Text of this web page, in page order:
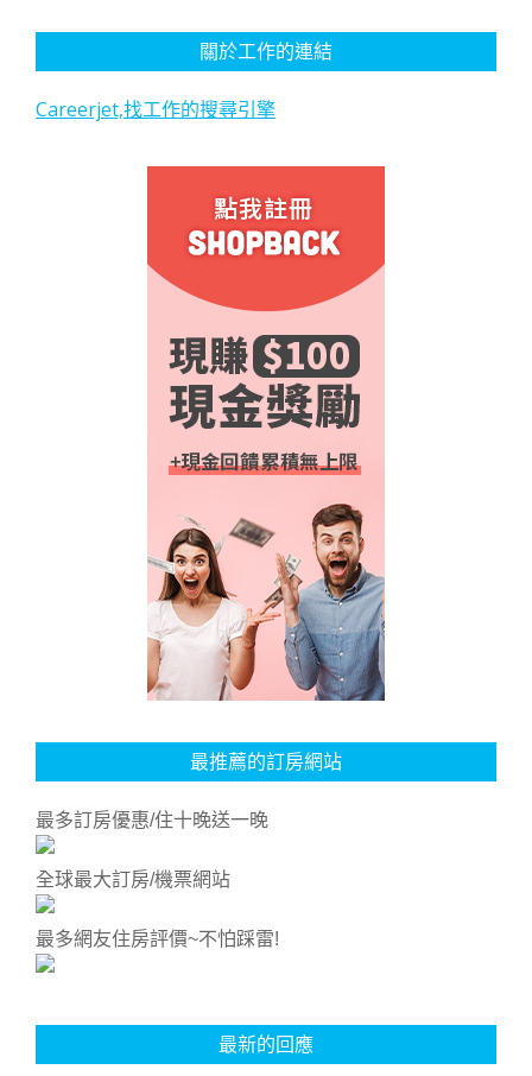
關於工作的連結
Careerjet,找工作的搜尋引擎
最推薦的訂房網站
最多訂房優惠/住十晚送一晚
全球最大訂房/機票網站
最多網友住房評價~不怕踩雷!
最新的回應